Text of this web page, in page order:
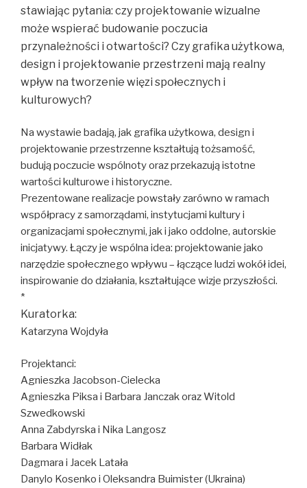
stawiając pytania: czy projektowanie wizualne
może wspierać budowanie poczucia
przynależności i otwartości? Czy grafika użytkowa,
design i projektowanie przestrzeni mają realny
wpływ na tworzenie więzi społecznych i
kulturowych?
Na wystawie badają, jak grafika użytkowa, design i
projektowanie przestrzenne kształtują tożsamość,
budują poczucie wspólnoty oraz przekazują istotne
wartości kulturowe i historyczne.
Prezentowane realizacje powstały zarówno w ramach
współpracy z samorządami, instytucjami kultury i
organizacjami społecznymi, jak i jako oddolne, autorskie
inicjatywy. Łączy je wspólna idea: projektowanie jako
narzędzie społecznego wpływu – łączące ludzi wokół idei,
inspirowanie do działania, kształtujące wizje przyszłości.
*
Kuratorka:
Katarzyna Wojdyła
Projektanci:
Agnieszka Jacobson-Cielecka
Agnieszka Piksa i Barbara Janczak oraz Witold
Szwedkowski
Anna Zabdyrska i Nika Langosz
Barbara Widłak
Dagmara i Jacek Latała
Danylo Kosenko i Oleksandra Buimister (Ukraina)